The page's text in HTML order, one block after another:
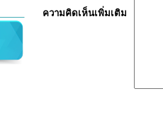
ความคิดเห็นเพิ่มเติม